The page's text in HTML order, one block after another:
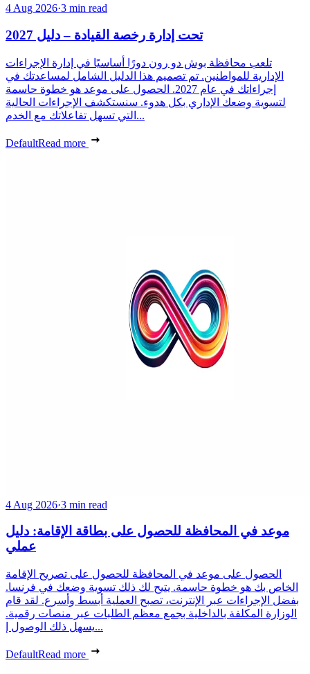
4 Aug 2026·3 min read
تحت إدارة رخصة القيادة – دليل 2027
تلعب محافظة بوش دو رون دورًا أساسيًا في إدارة الإجراءات
الإدارية للمواطنين. تم تصميم هذا الدليل الشامل لمساعدتك في
إجراءاتك في عام 2027. الحصول على موعد هو خطوة حاسمة
لتسوية وضعك الإداري بكل هدوء. سنستكشف الإجراءات الحالية
التي تسهل تفاعلاتك مع الخدم...
DefaultRead more
4 Aug 2026·3 min read
موعد في المحافظة للحصول على بطاقة الإقامة: دليل
عملي
الحصول على موعد في المحافظة للحصول على تصريح الإقامة
الخاص بك هو خطوة حاسمة. يتيح لك ذلك تسوية وضعك في فرنسا.
بفضل الإجراءات عبر الإنترنت، تصبح العملية أبسط وأسرع. لقد قام
الوزارة المكلفة بالداخلية بجمع معظم الطلبات عبر منصات رقمية.
يسهل ذلك الوصول إ...
DefaultRead more